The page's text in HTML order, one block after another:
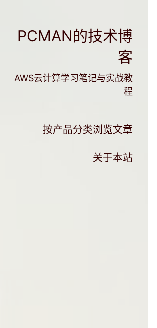
PCMAN的技术博
客
AWS云计算学习笔记与实战教
程
按产品分类浏览文章
关于本站